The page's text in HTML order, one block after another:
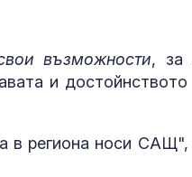
възможности, за
и достойнството
в региона носи САЩ",
Тежка